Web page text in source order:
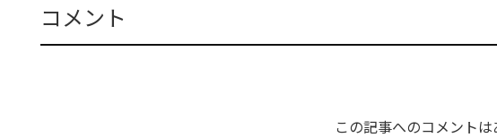
コメント
この記事へのコメントは